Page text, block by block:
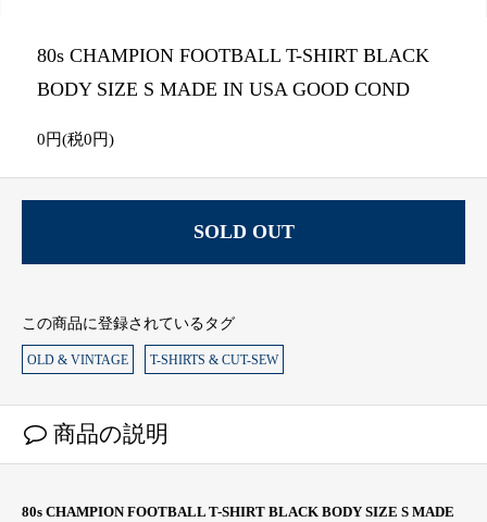
80s CHAMPION FOOTBALL T-SHIRT BLACK
BODY SIZE S MADE IN USA GOOD COND
0円(税0円)
SOLD OUT
この商品に登録されているタグ
OLD & VINTAGE T-SHIRTS & CUT-SEW
商品の説明
80s CHAMPION FOOTBALL T-SHIRT BLACK BODY SIZE S MADE